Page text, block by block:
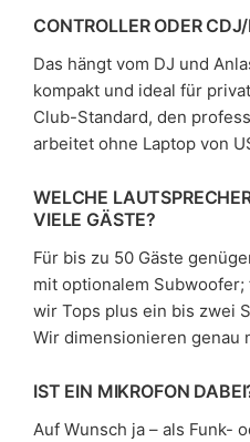
CONTROLLER ODER
Das hängt vom DJ und
kompakt und ideal für
Club-Standard, den
arbeitet ohne Laptop von
WELCHE
VIELE GÄSTE?
Für bis zu 50 Gäste
mit optionalem
wir Tops plus ein bis zwei
Wir dimensionieren genau
IST EIN MIKROFON
Auf Wunsch ja – als Funk-